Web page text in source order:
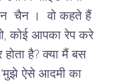
न  चैन ।  वो कहते हैं
कोई आपका रेप करे
है? क्या मैं बस
'मुझे ऐसे आदमी का